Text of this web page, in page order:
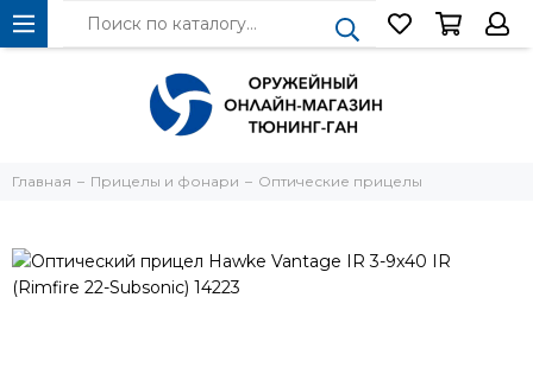
Главная Прицелы и фонари Оптические прицелы